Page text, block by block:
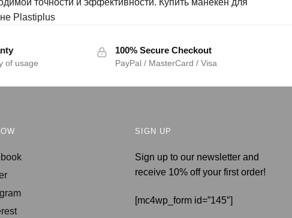
точности и эффективности. Купить манекен для
Plastiplus
of usage
100% Secure Checkout
PayPal / MasterCard / Visa
SIGN UP
Sign up to our newsletter and
receive 10% off your first order!
[mc4wp_form id=”145″]